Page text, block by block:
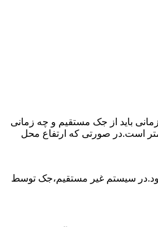
باید از جک مستقیم و چه زمانی
استفاده کنیم؟ جک های مستقیم تا 21 متر را ساپورت می کنند و این مقدار در جک تلسکوپی تک مرحله ای 7 متر،دو مرحله ای 14 و سه مرحله ای 21 متر است.در صورتی که ارتفاع محل
سیستم غیر مستقیم،جک توسط